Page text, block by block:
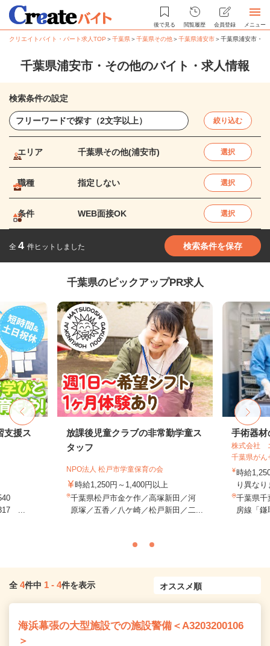
後で見る 閲覧履歴 会員登録 メニュー
クリエイトバイト・パート求人TOP ＞千葉県＞千葉県その他＞千葉県浦安市＞千葉県浦安市・
千葉県浦安市・その他のバイト・求人情報
検索条件の設定
絞り込む
エリア 千葉県その他(浦安市) 選択
職種 指定しない 選択
条件 WEB面接OK 選択
全 4 件ヒットしました 検索条件を保存
千葉県のピックアップPR求人
支援ス
...
放課後児童クラブの非常勤学童ス
タッフ
NPO法人 松戸市学童保育の会
時給1,250円～1,400円以上
千葉県松戸市金ケ作／高塚新田／河
原塚／五香／八ケ崎／松戸新田／二...
手術器材
株式会社
千葉県がん
時給
り異な
千葉県千
房線「
全 4件中 1 - 4件を表示
海浜幕張の大型施設での施設警備＜A3203200106
＞